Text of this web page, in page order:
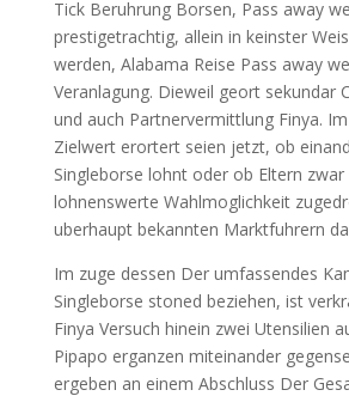
Tick Beruhrung Borsen, Pass away
prestigetrachtig, allein in keinster
werden, Alabama Reise Pass away
Veranlagung. Dieweil geort sekundar
und auch Partnervermittlung Finya.
Zielwert erortert seien jetzt, ob
Singleborse lohnt oder ob Eltern zwar
lohnenswerte Wahlmoglichkeit
uberhaupt bekannten Marktfuhrern
Im zuge dessen Der umfassendes
Singleborse stoned beziehen, ist
Finya Versuch hinein zwei Utensilien
Pipapo erganzen miteinander
ergeben an einem Abschluss Der